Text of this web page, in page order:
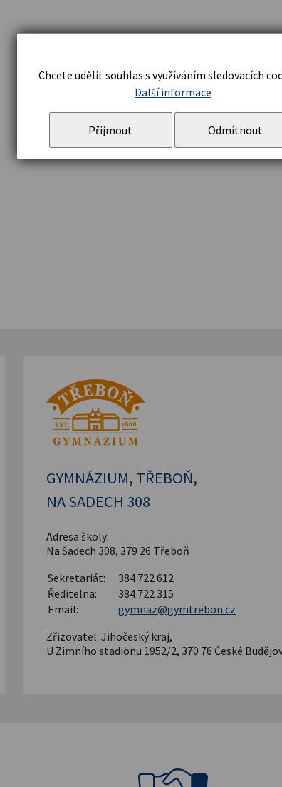
GYMNÁZIUM, TŘEBOŇ,
NA SADECH 308
Adresa školy:
Na Sadech 308, 379 26 Třeboň
Sekretariát:
384 722 612
Ředitelna:
384 722 315
Email:
gymnaz@gymtrebon.cz
Zřizovatel: Jihočeský kraj,
U Zimního stadionu 1952/2, 370 76 České
Chcete udělit souhlas s využíváním sledovacích
Další informace
Přijmout Odmítnout